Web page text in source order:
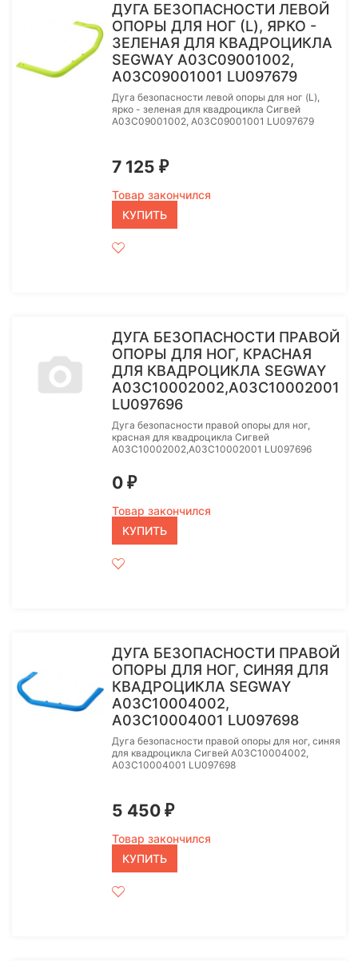
ДУГА БЕЗОПАСНОСТИ ЛЕВОЙ
ОПОРЫ ДЛЯ НОГ (L), ЯРКО -
ЗЕЛЕНАЯ ДЛЯ КВАДРОЦИКЛА
SEGWAY A03C09001002,
A03C09001001 LU097679
Дуга безопасности левой опоры для ног (L),
ярко - зеленая для квадроцикла Сигвей
A03C09001002, A03C09001001 LU097679
7 125 ₽
Товар закончился
КУПИТЬ
ДУГА БЕЗОПАСНОСТИ ПРАВОЙ
ОПОРЫ ДЛЯ НОГ, КРАСНАЯ
ДЛЯ КВАДРОЦИКЛА SEGWAY
A03C10002002,A03C10002001
LU097696
Дуга безопасности правой опоры для ног,
красная для квадроцикла Сигвей
A03C10002002,A03C10002001 LU097696
0 ₽
Товар закончился
КУПИТЬ
ДУГА БЕЗОПАСНОСТИ ПРАВОЙ
ОПОРЫ ДЛЯ НОГ, СИНЯЯ ДЛЯ
КВАДРОЦИКЛА SEGWAY
A03C10004002,
A03C10004001 LU097698
Дуга безопасности правой опоры для ног, синяя
для квадроцикла Сигвей A03C10004002,
A03C10004001 LU097698
5 450 ₽
Товар закончился
КУПИТЬ